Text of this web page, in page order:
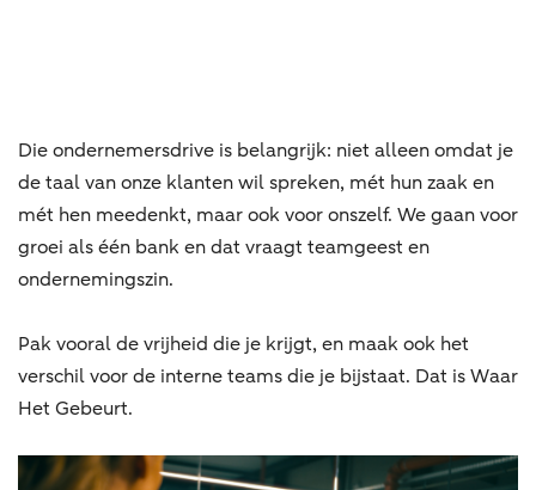
Die ondernemersdrive is belangrijk: niet alleen omdat je
de taal van onze klanten wil spreken, mét hun zaak en
mét hen meedenkt, maar ook voor onszelf. We gaan voor
groei als één bank en dat vraagt teamgeest en
ondernemingszin.
Pak vooral de vrijheid die je krijgt, en maak ook het
verschil voor de interne teams die je bijstaat. Dat is Waar
Het Gebeurt.